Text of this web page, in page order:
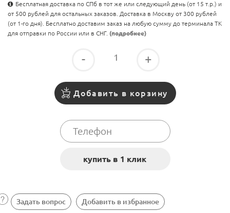
Бесплатная доставка по СПб в тот же или следующий день (от 15 т.р.) и
от 500 рублей для остальных заказов. Доставка в Москву от 300 рублей
(от 1-го дня). Бесплатно доставим заказ на любую сумму до терминала ТК
для отправки по России или в СНГ. (подробнее)
- +
Добавить в корзину
Задать вопрос Добавить в избранное